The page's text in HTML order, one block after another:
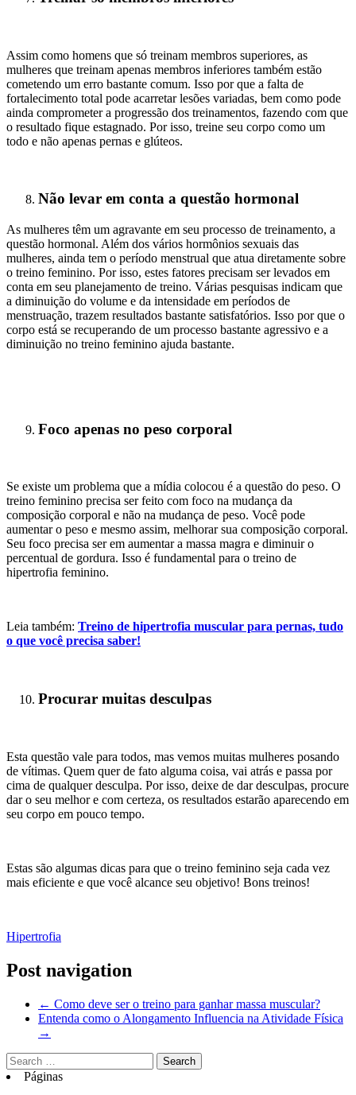
Assim como homens que só treinam membros superiores, as
mulheres que treinam apenas membros inferiores também estão
cometendo um erro bastante comum. Isso por que a falta de
fortalecimento total pode acarretar lesões variadas, bem como pode
ainda comprometer a progressão dos treinamentos, fazendo com que
o resultado fique estagnado. Por isso, treine seu corpo como um
todo e não apenas pernas e glúteos.
Não levar em conta a questão hormonal
As mulheres têm um agravante em seu processo de treinamento, a
questão hormonal. Além dos vários hormônios sexuais das
mulheres, ainda tem o período menstrual que atua diretamente sobre
o treino feminino. Por isso, estes fatores precisam ser levados em
conta em seu planejamento de treino. Várias pesquisas indicam que
a diminuição do volume e da intensidade em períodos de
menstruação, trazem resultados bastante satisfatórios. Isso por que o
corpo está se recuperando de um processo bastante agressivo e a
diminuição no treino feminino ajuda bastante.
Foco apenas no peso corporal
Se existe um problema que a mídia colocou é a questão do peso. O
treino feminino precisa ser feito com foco na mudança da
composição corporal e não na mudança de peso. Você pode
aumentar o peso e mesmo assim, melhorar sua composição corporal.
Seu foco precisa ser em aumentar a massa magra e diminuir o
percentual de gordura. Isso é fundamental para o treino de
hipertrofia feminino.
Leia também: Treino de hipertrofia muscular para pernas, tudo
o que você precisa saber!
Procurar muitas desculpas
Esta questão vale para todos, mas vemos muitas mulheres posando
de vítimas. Quem quer de fato alguma coisa, vai atrás e passa por
cima de qualquer desculpa. Por isso, deixe de dar desculpas, procure
dar o seu melhor e com certeza, os resultados estarão aparecendo em
seu corpo em pouco tempo.
Estas são algumas dicas para que o treino feminino seja cada vez
mais eficiente e que você alcance seu objetivo! Bons treinos!
Hipertrofia
Post navigation
← Como deve ser o treino para ganhar massa muscular?
Entenda como o Alongamento Influencia na Atividade Física
→
Páginas